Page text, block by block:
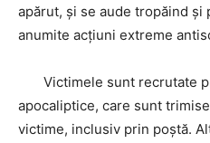
apărut, și se aude tropăind
anumite acțiuni extreme
Victimele sunt recrutate
apocaliptice, care sunt
victime, inclusiv prin poștă.